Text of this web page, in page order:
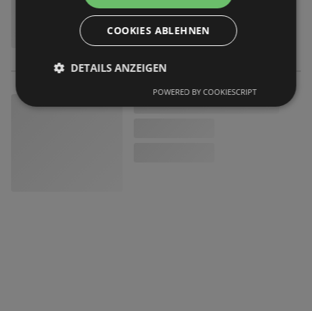
COOKIES ABLEHNEN
DETAILS ANZEIGEN
POWERED BY COOKIESCRIPT